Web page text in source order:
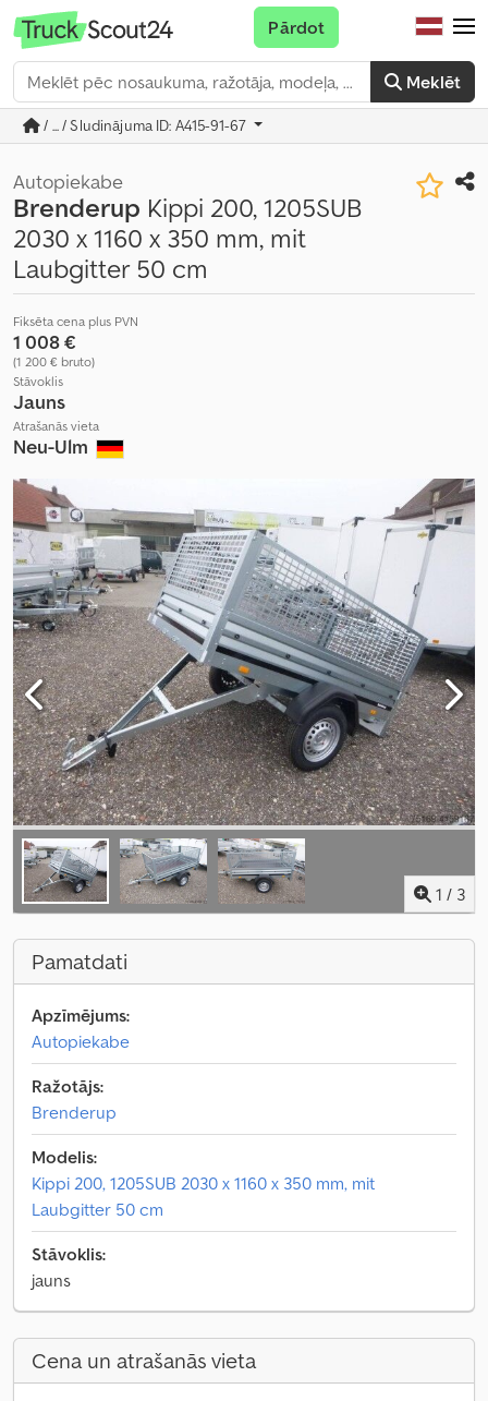
Meklēt
Pārdot
/ ... / Sludinājuma ID: A415-91-67
Autopiekabe
Brenderup Kippi 200, 1205SUB
2030 x 1160 x 350 mm, mit
Laubgitter 50 cm
Fiksēta cena plus PVN
1 008 €
(1 200 € bruto)
Stāvoklis
Jauns
Atrašanās vieta
Neu-Ulm
1 / 3
Pamatdati
Apzīmējums:
Autopiekabe
Ražotājs:
Brenderup
Modelis:
Kippi 200, 1205SUB 2030 x 1160 x 350 mm, mit
Laubgitter 50 cm
Stāvoklis:
jauns
Cena un atrašanās vieta